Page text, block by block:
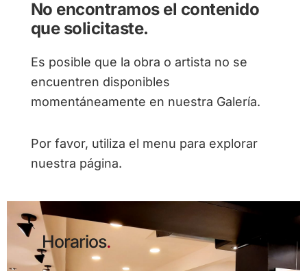
No encontramos el contenido
que solicitaste.
Es posible que la obra o artista no se
encuentren disponibles
momentáneamente en nuestra Galería.
Por favor, utiliza el menu para explorar
nuestra página.
Horarios.